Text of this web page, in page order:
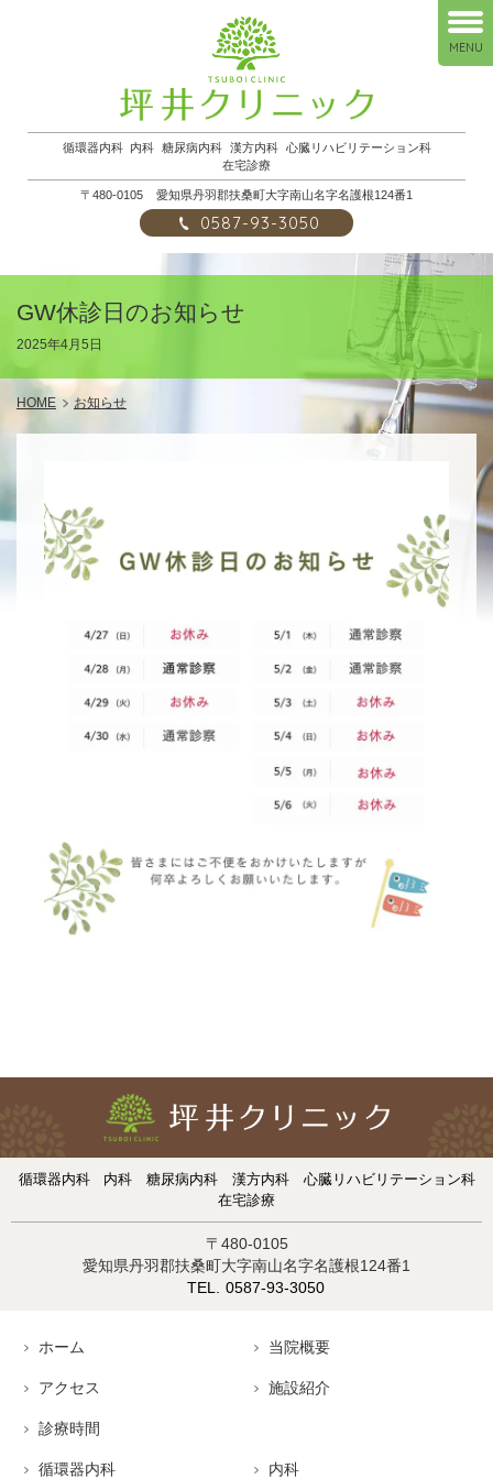
循環器内科 内科 糖尿病内科 漢方内科
心臓リハビリテーション科
在宅診療
〒480-0105 愛知県丹羽郡扶桑町大字南山名字名護根124番1
0587-93-3050
MENU
GW休診日のお知らせ
2025年4月5日
HOME お知らせ
循環器内科 内科 糖尿病内科 漢方内科
心臓リハビリテーション科
在宅診療
〒480-0105
愛知県丹羽郡扶桑町大字南山名字名護根124番1
0587-93-3050
ホーム 当院概要
アクセス 施設紹介
診療時間
循環器内科 内科